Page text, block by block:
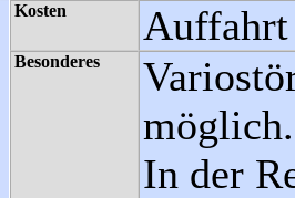
Kosten Auffahrt
Besonderes
möglich.
In der